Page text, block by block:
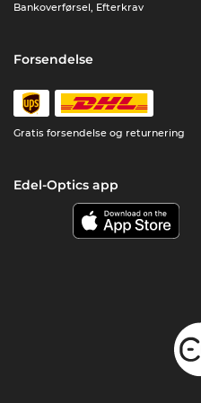
Bankoverførsel, Efterkrav
Forsendelse
Gratis forsendelse og returnering
Edel-Optics app